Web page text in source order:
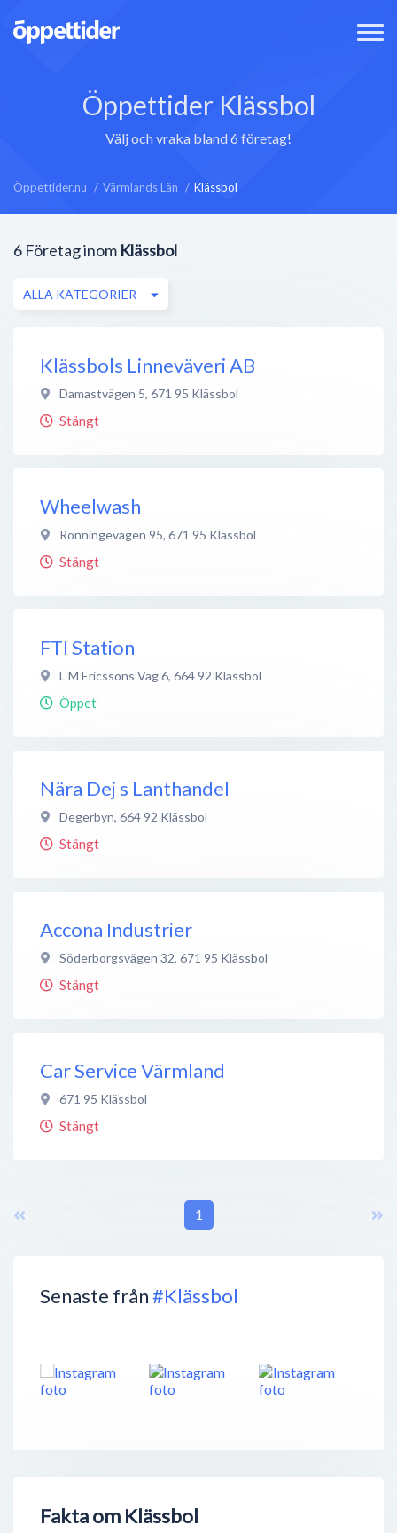
Öppettider Klässbol
Välj och vraka bland 6 företag!
Öppettider.nu Värmlands Län Klässbol
Senaste från#Klässbol
Fakta om Klässbol
6 Företag inom Klässbol
ALLA KATEGORIER
Klässbols Linneväveri AB
Damastvägen 5, 671 95 Klässbol
Stängt
Wheelwash
Rönningevägen 95, 671 95 Klässbol
Stängt
FTI Station
L M Ericssons Väg 6, 664 92 Klässbol
Öppet
Nära Dej s Lanthandel
Degerbyn, 664 92 Klässbol
Stängt
Accona Industrier
Söderborgsvägen 32, 671 95 Klässbol
Stängt
Car Service Värmland
671 95 Klässbol
Stängt
1